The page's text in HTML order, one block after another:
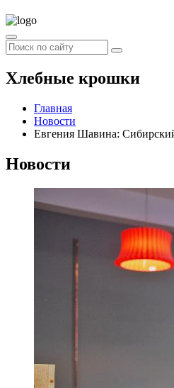
Хлебные крошки
Главная
Новости
Евгения Шавина: Сибирский
Новости